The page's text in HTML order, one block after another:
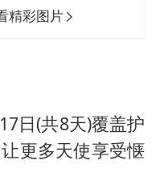
精彩图片
日(共8天)覆盖护
更多天使享受惬